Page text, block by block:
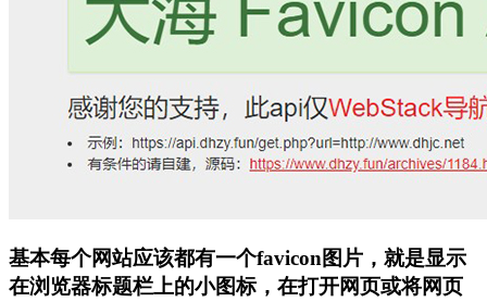
基本每个网站应该都有一个favicon图片，就是显示
在浏览器标题栏上的小图标，在打开网页或将网页